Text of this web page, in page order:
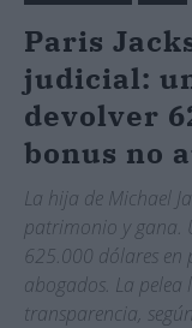
Paris
judicial:
devolver
bonus no
La hija de Michael
patrimonio y gana.
625.000 dólares en
abogados. La
transparencia,